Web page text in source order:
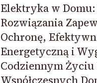
Elektryka w
Rozwiązania
Ochronę,
Energetyczną i
Codziennym
Współczesnych